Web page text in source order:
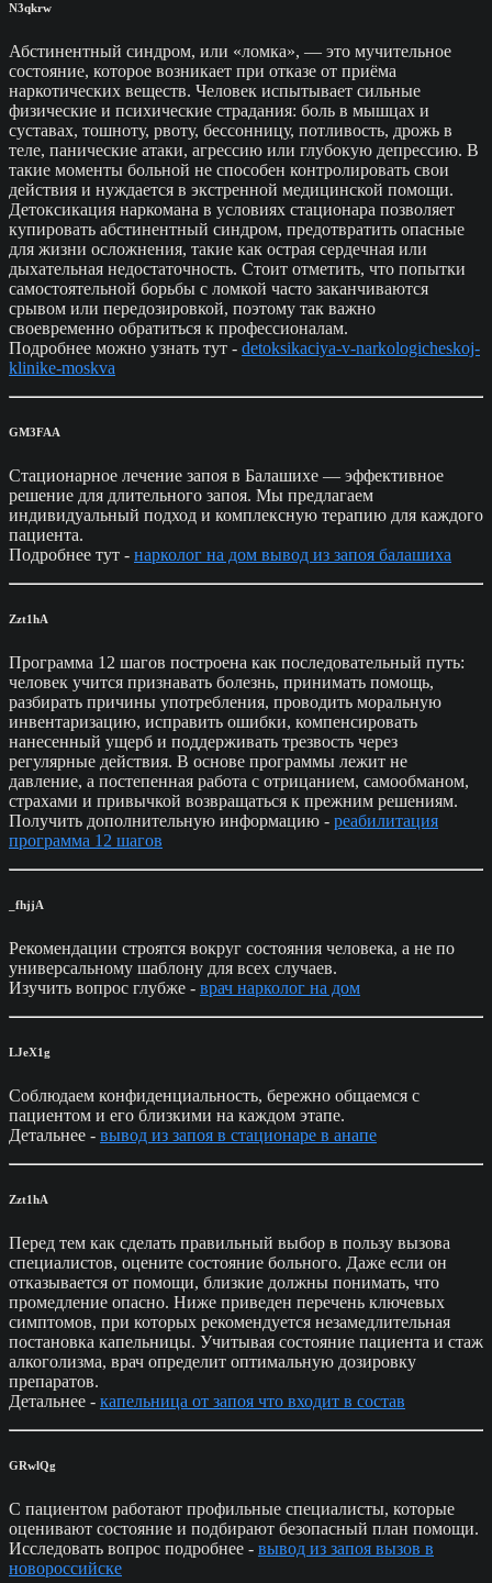
N3qkrw
Абстинентный синдром, или «ломка», — это мучительное
состояние, которое возникает при отказе от приёма
наркотических веществ. Человек испытывает сильные
физические и психические страдания: боль в мышцах и
суставах, тошноту, рвоту, бессонницу, потливость, дрожь в
теле, панические атаки, агрессию или глубокую депрессию. В
такие моменты больной не способен контролировать свои
действия и нуждается в экстренной медицинской помощи.
Детоксикация наркомана в условиях стационара позволяет
купировать абстинентный синдром, предотвратить опасные
для жизни осложнения, такие как острая сердечная или
дыхательная недостаточность. Стоит отметить, что попытки
самостоятельной борьбы с ломкой часто заканчиваются
срывом или передозировкой, поэтому так важно
своевременно обратиться к профессионалам.
Подробнее можно узнать тут - detoksikaciya-v-narkologicheskoj-
klinike-moskva
GM3FAA
Стационарное лечение запоя в Балашихе — эффективное
решение для длительного запоя. Мы предлагаем
индивидуальный подход и комплексную терапию для каждого
пациента.
Подробнее тут - нарколог на дом вывод из запоя балашиха
Zzt1hA
Программа 12 шагов построена как последовательный путь:
человек учится признавать болезнь, принимать помощь,
разбирать причины употребления, проводить моральную
инвентаризацию, исправить ошибки, компенсировать
нанесенный ущерб и поддерживать трезвость через
регулярные действия. В основе программы лежит не
давление, а постепенная работа с отрицанием, самообманом,
страхами и привычкой возвращаться к прежним решениям.
Получить дополнительную информацию - реабилитация
программа 12 шагов
_fhjjA
Рекомендации строятся вокруг состояния человека, а не по
универсальному шаблону для всех случаев.
Изучить вопрос глубже - врач нарколог на дом
LJeX1g
Соблюдаем конфиденциальность, бережно общаемся с
пациентом и его близкими на каждом этапе.
Детальнее - вывод из запоя в стационаре в анапе
Zzt1hA
Перед тем как сделать правильный выбор в пользу вызова
специалистов, оцените состояние больного. Даже если он
отказывается от помощи, близкие должны понимать, что
промедление опасно. Ниже приведен перечень ключевых
симптомов, при которых рекомендуется незамедлительная
постановка капельницы. Учитывая состояние пациента и стаж
алкоголизма, врач определит оптимальную дозировку
препаратов.
Детальнее - капельница от запоя что входит в состав
GRwlQg
С пациентом работают профильные специалисты, которые
оценивают состояние и подбирают безопасный план помощи.
Исследовать вопрос подробнее - вывод из запоя вызов в
новороссийске